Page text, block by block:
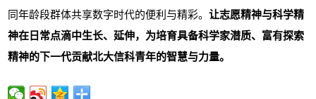
同年龄段群体共享数字时代的便利与精彩。让志愿精神与科学精
神在日常点滴中生长、延伸，为培育具备科学家潜质、富有探索
精神的下一代贡献北大信科青年的智慧与力量。